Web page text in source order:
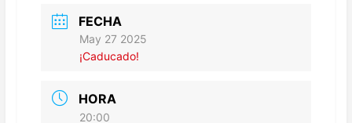
FECHA
May 27 2025
¡Caducado!
HORA
20:00